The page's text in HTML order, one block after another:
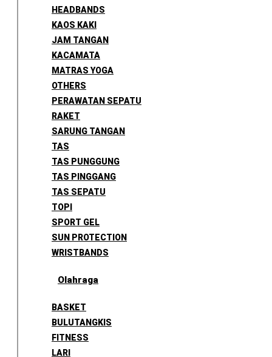
HEADBANDS
KAOS KAKI
JAM TANGAN
KACAMATA
MATRAS YOGA
OTHERS
PERAWATAN SEPATU
RAKET
SARUNG TANGAN
TAS
TAS PUNGGUNG
TAS PINGGANG
TAS SEPATU
TOPI
SPORT GEL
SUN PROTECTION
WRISTBANDS
Olahraga
BASKET
BULUTANGKIS
FITNESS
LARI